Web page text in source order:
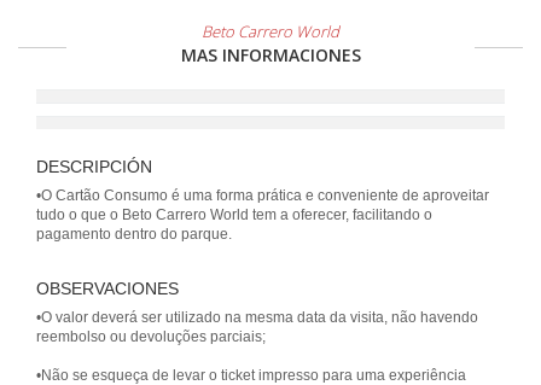
Beto Carrero World
MAS INFORMACIONES
DESCRIPCIÓN
•O Cartão Consumo é uma forma prática e conveniente de aproveitar
tudo o que o Beto Carrero World tem a oferecer, facilitando o
OBSERVACIONES
•O valor deverá ser utilizado na mesma data da visita, não havendo
reembolso ou devoluções parciais;
•Não se esqueça de levar o ticket impresso para uma experiência